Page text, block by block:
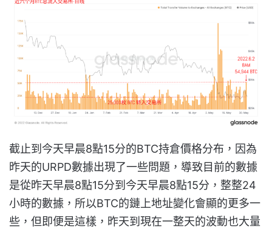
截止到今天早晨8點15分的BTC持倉價格分布，因為
昨天的URPD數據出現了一些問題，導致目前的數據
是從昨天早晨8點15分到今天早晨8點15分，整整24
小時的數據，所以BTC的鏈上地址變化會顯的更多一
些，但即便是這樣，昨天到現在一整天的波動也大量